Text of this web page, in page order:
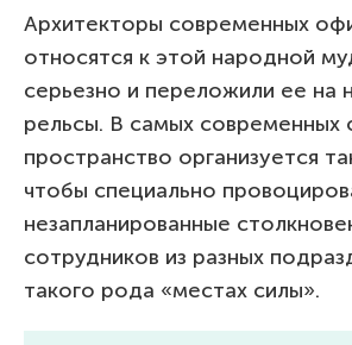
Архитекторы современных
относятся к этой народной
серьезно и переложили ее на
рельсы. В самых современных
пространство организуется
чтобы специально
незапланированные
сотрудников из разных
такого рода «местах силы».